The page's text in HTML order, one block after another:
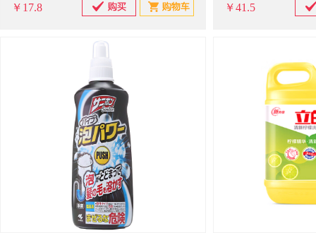
￥17.8 ￥41.5